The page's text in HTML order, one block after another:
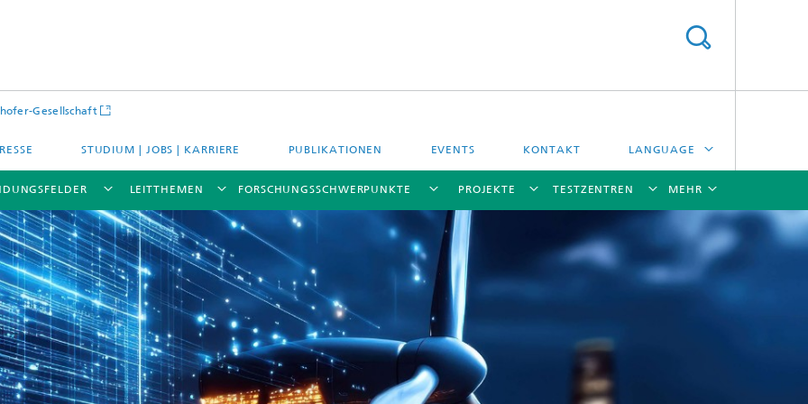
Gesellschaft
STUDIUM | JOBS | KARRIERE PUBLIKATIONEN EVENTS KONTAKT LANGUAGE
ENGLISH
[X]
LEITTHEMEN
[X]
FORSCHUNGSSCHWERPUNKTE
[X]
PROJEKTE
[X]
TESTZENTREN
[X]
MEHR